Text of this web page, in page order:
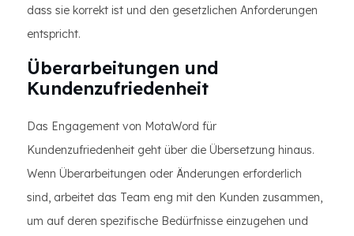
dass sie korrekt ist und den gesetzlichen Anforderungen
entspricht.
Überarbeitungen und
Kundenzufriedenheit
Das Engagement von MotaWord für
Kundenzufriedenheit geht über die Übersetzung hinaus.
Wenn Überarbeitungen oder Änderungen erforderlich
sind, arbeitet das Team eng mit den Kunden zusammen,
um auf deren spezifische Bedürfnisse einzugehen und